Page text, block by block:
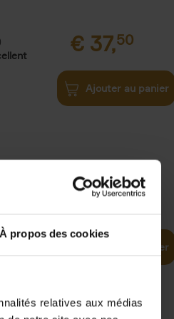
À propos des cookies
relatives aux médias
€ 37,50
Ajouter au panier
world 29,99
Ajouter au panier